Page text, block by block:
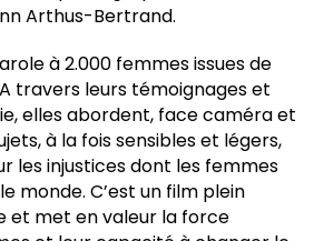
Arthus-Bertrand.
à 2.000 femmes issues de
travers leurs témoignages et
elles abordent, face caméra et
à la fois sensibles et légers,
les injustices dont les femmes
monde. C’est un film plein
et met en valeur la force